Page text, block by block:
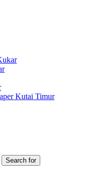
Kutai Timur
Search for